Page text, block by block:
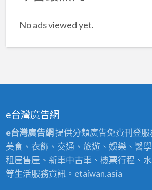
No ads viewed yet.
e台灣廣告網
e台灣廣告網提供分類廣告免費刊登
美食、衣飾、交通、旅遊、娛樂、醫
租屋售屋、新車中古車、機票行程、
等生活服務資訊。etaiwan.asia